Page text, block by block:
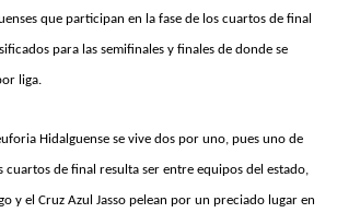
que participan en la fase de los cuartos de final
para las semifinales y finales de donde se
liga.
Hidalguense se vive dos por uno, pues uno de
cuartos de final resulta ser entre equipos del estado,
y el Cruz Azul Jasso pelean por un preciado lugar en